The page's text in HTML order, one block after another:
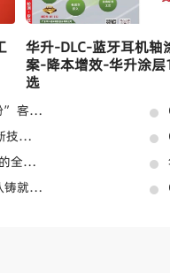
当高压冷
出，生成
冷却
工表面光
涂层
于不同材
群号：47
号：674
稿请加微
华升-DLC-蓝牙耳机轴
案-降本增效-华升涂层
选
CIMT展商回顾-科汇-新品实力“圈粉” 客户口碑见证-标刀-钻头涂层
CIMT展商回顾-穆格-明星产品与创新技术惊艳亮相-多元化刀具解决方案
CIMT展商回顾-闻图WINTOOL-领先的全面解决方案-最受关注！
CIMT2025展商回顾-泰珂洛：以团队铸就技术之魂，赋能智造崭新未来